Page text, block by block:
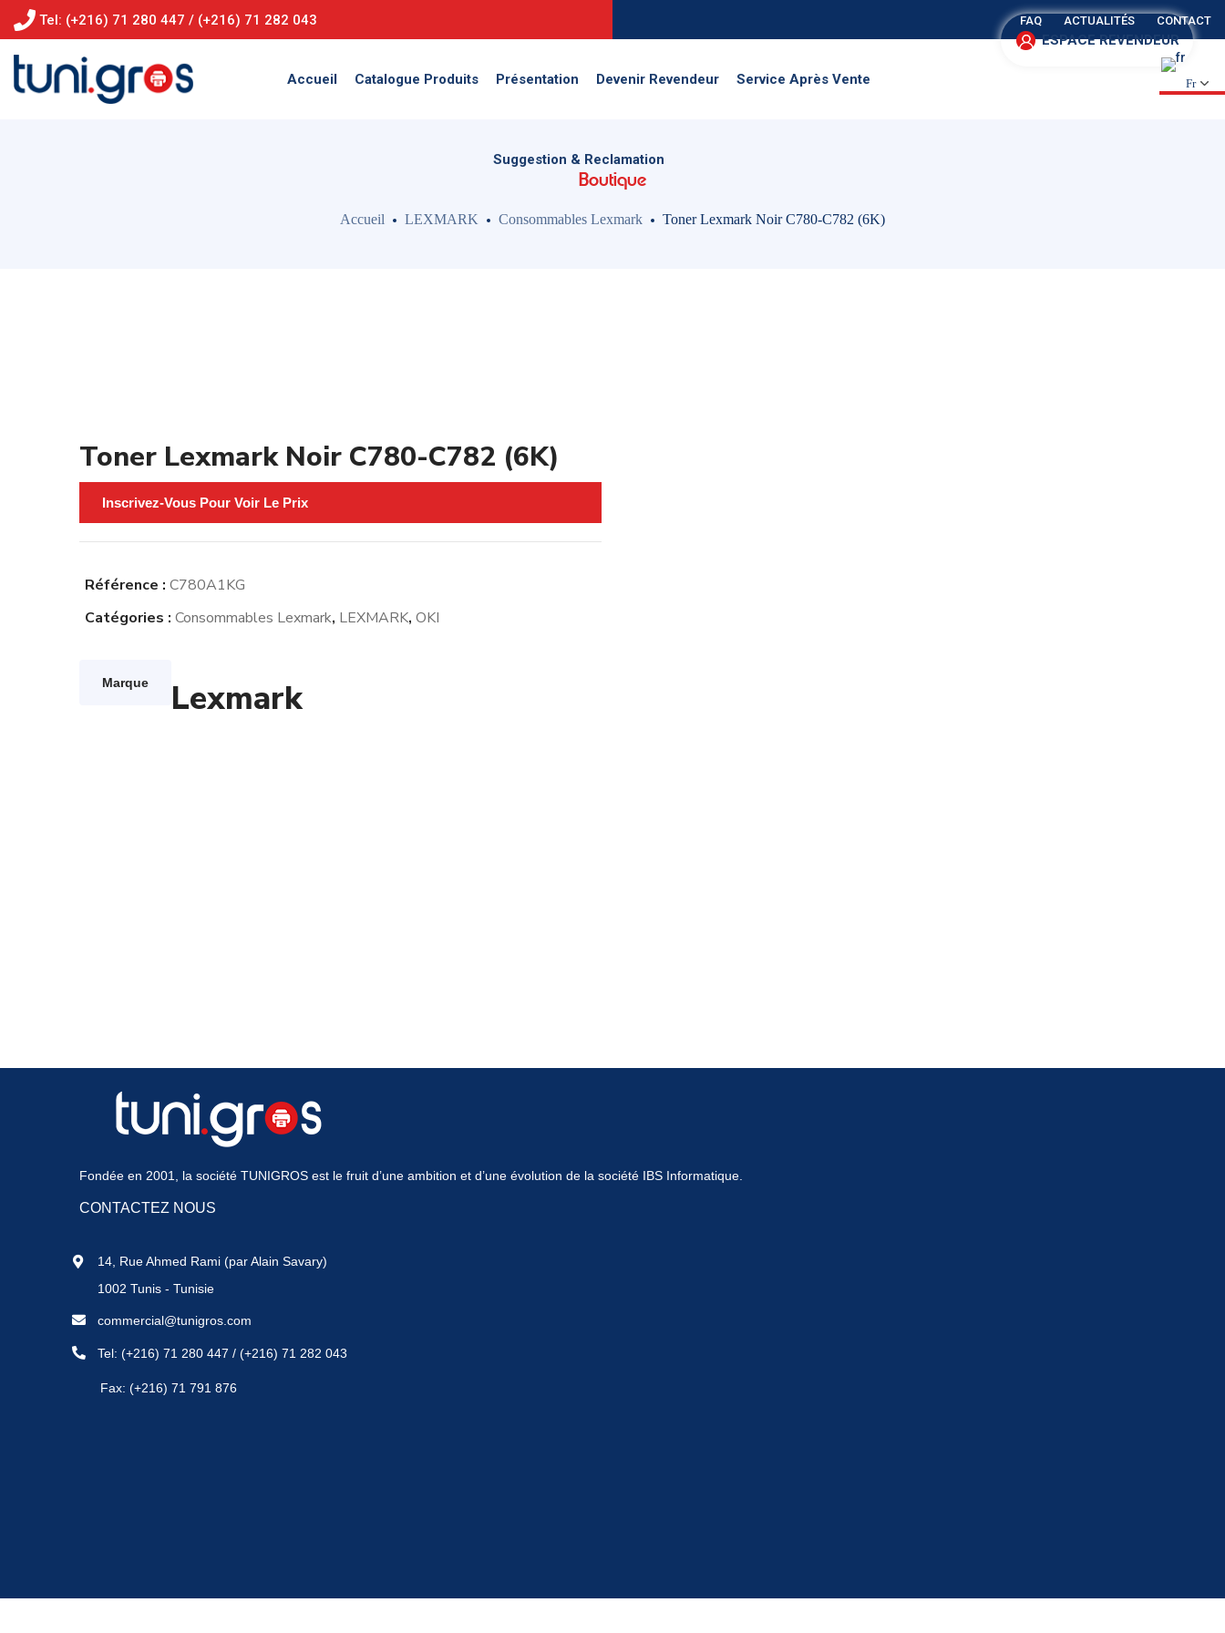
Tel: (+216) 71 280 447 / (+216) 71 282 043 FAQ ACTUALITÉS CONTACT
Accueil Catalogue Produits Présentation Devenir Revendeur Service Après Vente
Suggestion & Reclamation
ESPACE REVENDEUR
Fr
Suggestion & Reclamation
Boutique
Accueil LEXMARK Consommables Lexmark Toner Lexmark Noir C780-C782 (6K)
Toner Lexmark Noir C780-C782 (6K)
Inscrivez-Vous Pour Voir Le Prix
Référence : C780A1KG
Catégories : Consommables Lexmark, LEXMARK, OKI
Marque Lexmark
Fondée en 2001, la société TUNIGROS est le fruit d’une ambition et d’une évolution de la société IBS Informatique.
CONTACTEZ NOUS
14, Rue Ahmed Rami (par Alain Savary)
1002 Tunis - Tunisie
commercial@tunigros.com
Tel: (+216) 71 280 447 / (+216) 71 282 043
Fax: (+216) 71 791 876